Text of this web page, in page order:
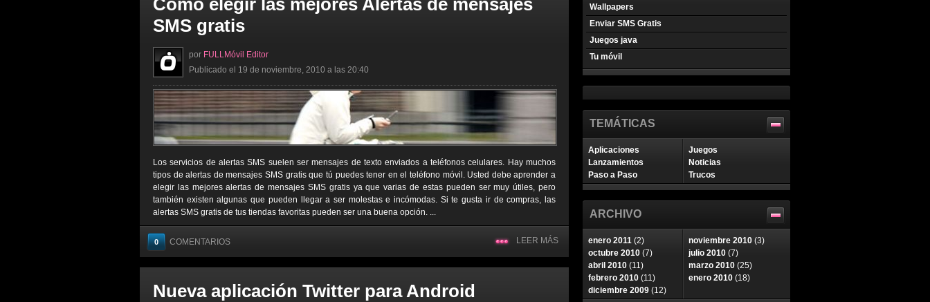
Cómo elegir las mejores Alertas de mensajes
SMS gratis
por FULLMóvil Editor
Publicado el 19 de noviembre, 2010 a las 20:40
Los servicios de alertas SMS suelen ser mensajes de texto enviados a teléfonos celulares. Hay muchos
tipos de alertas de mensajes SMS gratis que tú puedes tener en el teléfono móvil. Usted debe aprender a
elegir las mejores alertas de mensajes SMS gratis ya que varias de estas pueden ser muy útiles, pero
también existen algunas que pueden llegar a ser molestas e incómodas. Si te gusta ir de compras, las
alertas SMS gratis de tus tiendas favoritas pueden ser una buena opción. ...
0 COMENTARIOS LEER MÁS
Nueva aplicación Twitter para Android
Wallpapers
Enviar SMS Gratis
Juegos java
Tu móvil
TEMÁTICAS
Aplicaciones
Juegos
Lanzamientos
Noticias
Paso a Paso
Trucos
ARCHIVO
enero 2011 (2) noviembre 2010 (3)
octubre 2010 (7) julio 2010 (7)
abril 2010 (11) marzo 2010 (25)
febrero 2010 (11) enero 2010 (18)
diciembre 2009 (12)